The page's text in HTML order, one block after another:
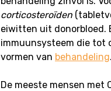
corticosteroïden
eiwitten uit donorbloed.
immuunsysteem die tot
vormen van behandeling.
De meeste mensen met